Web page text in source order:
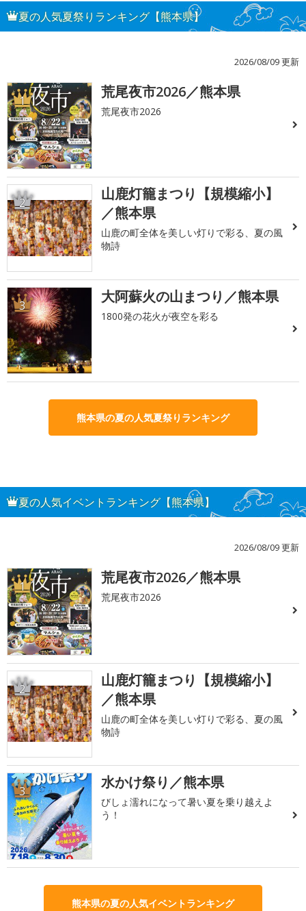
夏の人気夏祭りランキング【熊本県】
2026/08/09 更新
1 荒尾夜市2026／熊本県
荒尾夜市2026
2
山鹿灯籠まつり【規模縮小】
／熊本県
山鹿の町全体を美しい灯りで彩る、夏の風
物詩
3 大阿蘇火の山まつり／熊本県
1800発の花火が夜空を彩る
熊本県の夏の人気夏祭りランキング
夏の人気イベントランキング【熊本県】
2026/08/09 更新
1 荒尾夜市2026／熊本県
荒尾夜市2026
2
山鹿灯籠まつり【規模縮小】
／熊本県
山鹿の町全体を美しい灯りで彩る、夏の風
物詩
3 水かけ祭り／熊本県
びしょ濡れになって暑い夏を乗り越えよ
う！
熊本県の夏の人気イベントランキング